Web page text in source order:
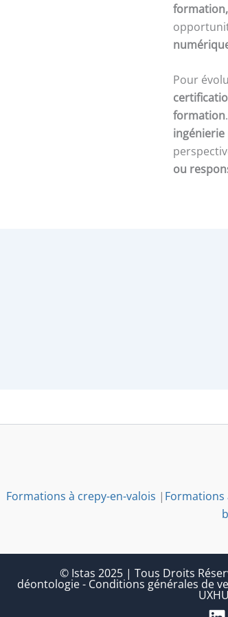
Pour
formation
ou
Formations à crepy-en-valois | Formations
© Istas 2025 | Tous Droits
déontologie- Conditions générales de